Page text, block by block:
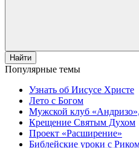
Найти
Популярные темы
Узнать об Иисусе Христе
Лето с Богом
Мужской клуб
Крещение Святым Духом
Проект «Расширение»
Библейские уроки с